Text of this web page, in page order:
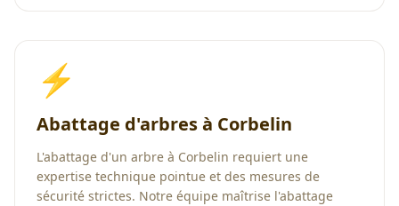
⚡
Abattage d'arbres à Corbelin
L'abattage d'un arbre à Corbelin requiert une
expertise technique pointue et des mesures de
sécurité strictes. Notre équipe maîtrise l'abattage